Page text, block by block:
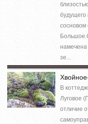
будущего
сосновом
зе...
В
Луговое
отличие